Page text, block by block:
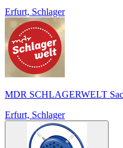
Erfurt, Schlager
MDR SCHLAGERWELT
Erfurt, Schlager